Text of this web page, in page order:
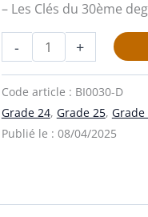
– Les Clés du 30ème
- +
Code article : BI0030-D
Grade 24, Grade 25, Grade
Publié le : 08/04/2025